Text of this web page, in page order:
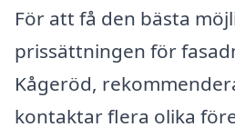
För att få den bästa
prissättningen för
Kågeröd,
kontaktar flera olika